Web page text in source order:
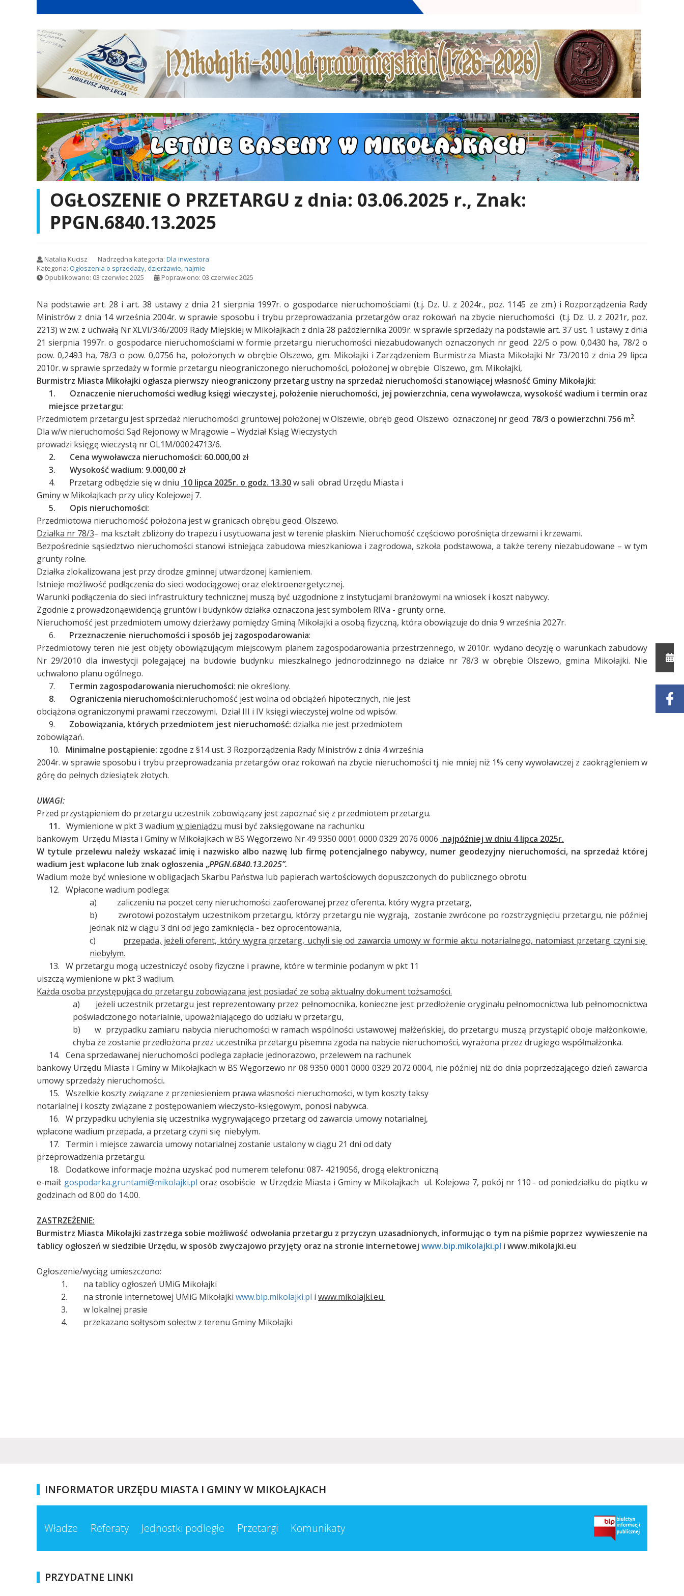
OGŁOSZENIE O PRZETARGU z dnia: 03.06.2025 r., Znak:
PPGN.6840.13.2025
Natalia Kucisz Nadrzędna kategoria: Dla inwestora
Kategoria: Ogłoszenia o sprzedaży, dzierżawie, najmie
Opublikowano: 03 czerwiec 2025
Poprawiono: 03 czerwiec 2025
Na podstawie art. 28 i art. 38 ustawy z dnia 21 sierpnia 1997r. o gospodarce nieruchomościami (t.j. Dz. U. z 2024r., poz. 1145 ze zm.) i Rozporządzenia Rady
Ministrów z dnia 14 września 2004r. w sprawie sposobu i trybu przeprowadzania przetargów oraz rokowań na zbycie nieruchomości (t.j. Dz. U. z 2021r, poz.
2213) w zw. z uchwałą Nr XLVI/346/2009 Rady Miejskiej w Mikołajkach z dnia 28 października 2009r. w sprawie sprzedaży na podstawie art. 37 ust. 1 ustawy z dnia
21 sierpnia 1997r. o gospodarce nieruchomościami w formie przetargu nieruchomości niezabudowanych oznaczonych nr geod. 22/5 o pow. 0,0430 ha, 78/2 o
pow. 0,2493 ha, 78/3 o pow. 0,0756 ha, położonych w obrębie Olszewo, gm. Mikołajki i Zarządzeniem Burmistrza Miasta Mikołajki Nr 73/2010 z dnia 29 lipca
2010r. w sprawie sprzedaży w formie przetargu nieograniczonego nieruchomości, położonej w obrębie Olszewo, gm. Mikołajki,
Burmistrz Miasta Mikołajki ogłasza pierwszy nieograniczony przetarg ustny na sprzedaż nieruchomości stanowiącej własność Gminy Mikołajki:
1. Oznaczenie nieruchomości według księgi wieczystej, położenie nieruchomości, jej powierzchnia, cena wywoławcza, wysokość wadium i termin oraz
miejsce przetargu:
Przedmiotem przetargu jest sprzedaż nieruchomości gruntowej położonej w Olszewie, obręb geod. Olszewo oznaczonej nr geod. 78/3 o powierzchni 756 m2.
Dla w/w nieruchomości Sąd Rejonowy w Mrągowie – Wydział Ksiąg Wieczystych
prowadzi księgę wieczystą nr OL1M/00024713/6.
2. Cena wywoławcza nieruchomości: 60.000,00 zł
3. Wysokość wadium: 9.000,00 zł
4. Przetarg odbędzie się w dniu 10 lipca 2025r. o godz. 13.30w sali obrad Urzędu Miasta i
Gminy w Mikołajkach przy ulicy Kolejowej 7.
5. Opis nieruchomości:
Przedmiotowa nieruchomość położona jest w granicach obrębu geod. Olszewo.
Działka nr 78/3– ma kształt zbliżony do trapezu i usytuowana jest w terenie płaskim. Nieruchomość częściowo porośnięta drzewami i krzewami.
Bezpośrednie sąsiedztwo nieruchomości stanowi istniejąca zabudowa mieszkaniowa i zagrodowa, szkoła podstawowa, a także tereny niezabudowane – w tym
grunty rolne.
Działka zlokalizowana jest przy drodze gminnej utwardzonej kamieniem.
Istnieje możliwość podłączenia do sieci wodociągowej oraz elektroenergetycznej.
Warunki podłączenia do sieci infrastruktury technicznej muszą być uzgodnione z instytucjami branżowymi na wniosek i koszt nabywcy.
Zgodnie z prowadzonąewidencją gruntów i budynków działka oznaczona jest symbolem RIVa - grunty orne.
Nieruchomość jest przedmiotem umowy dzierżawy pomiędzy Gminą Mikołajki a osobą fizyczną, która obowiązuje do dnia 9 września 2027r.
6. Przeznaczenie nieruchomości i sposób jej zagospodarowania:
Przedmiotowy teren nie jest objęty obowiązującym miejscowym planem zagospodarowania przestrzennego, w 2010r. wydano decyzję o warunkach zabudowy
Nr 29/2010 dla inwestycji polegającej na budowie budynku mieszkalnego jednorodzinnego na działce nr 78/3 w obrębie Olszewo, gmina Mikołajki. Nie
uchwalono planu ogólnego.
7. Termin zagospodarowania nieruchomości: nie określony.
8. Ograniczenia nieruchomości:nieruchomość jest wolna od obciążeń hipotecznych, nie jest
obciążona ograniczonymi prawami rzeczowymi. Dział III i IV księgi wieczystej wolne od wpisów.
9. Zobowiązania, których przedmiotem jest nieruchomość: działka nie jest przedmiotem
zobowiązań.
10. Minimalne postąpienie: zgodne z §14 ust. 3 Rozporządzenia Rady Ministrów z dnia 4 września
2004r. w sprawie sposobu i trybu przeprowadzania przetargów oraz rokowań na zbycie nieruchomości tj. nie mniej niż 1% ceny wywoławczej z zaokrągleniem w
górę do pełnych dziesiątek złotych.
UWAGI:
Przed przystąpieniem do przetargu uczestnik zobowiązany jest zapoznać się z przedmiotem przetargu.
11. Wymienione w pkt 3 wadium w pieniądzu musi być zaksięgowane na rachunku
bankowym Urzędu Miasta i Gminy w Mikołajkach w BS Węgorzewo Nr 49 9350 0001 0000 0329 2076 0006 najpóźniej w dniu 4 lipca 2025r.
W tytule przelewu należy wskazać imię i nazwisko albo nazwę lub firmę potencjalnego nabywcy, numer geodezyjny nieruchomości, na sprzedaż której
wadium jest wpłacone lub znak ogłoszenia „PPGN.6840.13.2025”.
Wadium może być wniesione w obligacjach Skarbu Państwa lub papierach wartościowych dopuszczonych do publicznego obrotu.
12. Wpłacone wadium podlega:
a) zaliczeniu na poczet ceny nieruchomości zaoferowanej przez oferenta, który wygra przetarg,
b) zwrotowi pozostałym uczestnikom przetargu, którzy przetargu nie wygrają, zostanie zwrócone po rozstrzygnięciu przetargu, nie później
jednak niż w ciągu 3 dni od jego zamknięcia - bez oprocentowania,
c) przepada, jeżeli oferent, który wygra przetarg, uchyli się od zawarcia umowy w formie aktu notarialnego, natomiast przetarg czyni się
niebyłym.
13. W przetargu mogą uczestniczyć osoby fizyczne i prawne, które w terminie podanym w pkt 11
uiszczą wymienione w pkt 3 wadium.
Każda osoba przystępująca do przetargu zobowiązana jest posiadać ze sobą aktualny dokument tożsamości.
a) jeżeli uczestnik przetargu jest reprezentowany przez pełnomocnika, konieczne jest przedłożenie oryginału pełnomocnictwa lub pełnomocnictwa
poświadczonego notarialnie, upoważniającego do udziału w przetargu,
b) w przypadku zamiaru nabycia nieruchomości w ramach wspólności ustawowej małżeńskiej, do przetargu muszą przystąpić oboje małżonkowie,
chyba że zostanie przedłożona przez uczestnika przetargu pisemna zgoda na nabycie nieruchomości, wyrażona przez drugiego współmałżonka.
14. Cena sprzedawanej nieruchomości podlega zapłacie jednorazowo, przelewem na rachunek
bankowy Urzędu Miasta i Gminy w Mikołajkach w BS Węgorzewo nr 08 9350 0001 0000 0329 2072 0004, nie później niż do dnia poprzedzającego dzień zawarcia
umowy sprzedaży nieruchomości.
15. Wszelkie koszty związane z przeniesieniem prawa własności nieruchomości, w tym koszty taksy
notarialnej i koszty związane z postępowaniem wieczysto-księgowym, ponosi nabywca.
16. W przypadku uchylenia się uczestnika wygrywającego przetarg od zawarcia umowy notarialnej,
wpłacone wadium przepada, a przetarg czyni się niebyłym.
17. Termin i miejsce zawarcia umowy notarialnej zostanie ustalony w ciągu 21 dni od daty
przeprowadzenia przetargu.
18. Dodatkowe informacje można uzyskać pod numerem telefonu: 087- 4219056, drogą elektroniczną
e-mail: gospodarka.gruntami@mikolajki.pl oraz osobiście w Urzędzie Miasta i Gminy w Mikołajkach ul. Kolejowa 7, pokój nr 110 - od poniedziałku do piątku w
godzinach od 8.00 do 14.00.
ZASTRZEŻENIE:
Burmistrz Miasta Mikołajki zastrzega sobie możliwość odwołania przetargu z przyczyn uzasadnionych, informując o tym na piśmie poprzez wywieszenie na
tablicy ogłoszeń w siedzibie Urzędu, w sposób zwyczajowo przyjęty oraz na stronie internetowej www.bip.mikolajki.pl i www.mikolajki.eu
Ogłoszenie/wyciąg umieszczono:
1. na tablicy ogłoszeń UMiG Mikołajki
2. na stronie internetowej UMiG Mikołajki www.bip.mikolajki.pl i www.mikolajki.eu
3. w lokalnej prasie
4. przekazano sołtysom sołectw z terenu Gminy Mikołajki
INFORMATOR URZĘDU MIASTA I GMINY W MIKOŁAJKACH
Władze Referaty Jednostki podległe Przetargi Komunikaty
PRZYDATNE LINKI